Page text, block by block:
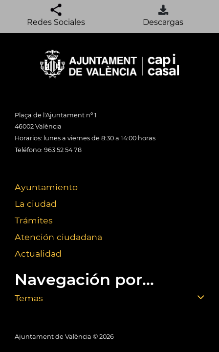
Redes Sociales Descargas
Plaça de l'Ajuntament nº 1
46002 València
Horarios: lunes a viernes de 8:30 a 14:00 horas
Teléfono: 963 52 54 78
Ayuntamiento
La ciudad
Trámites
Atención ciudadana
Actualidad
Navegación por...
Temas
Ajuntament de València © 2026